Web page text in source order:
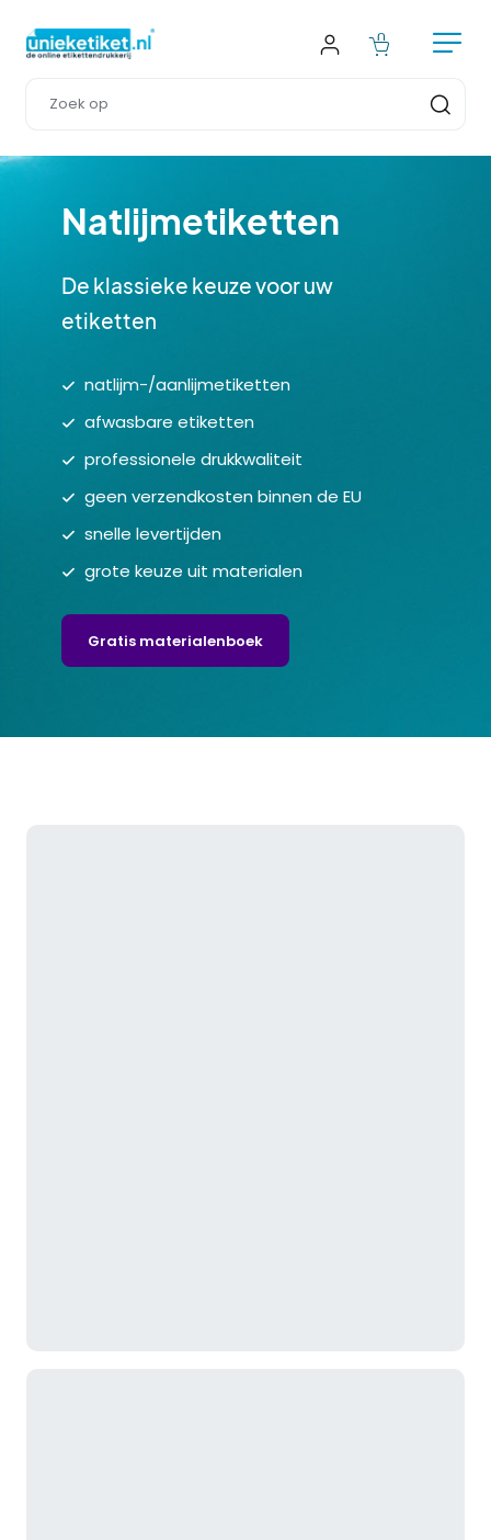
Natlijmetiketten
De klassieke keuze voor uw
etiketten
natlijm-/aanlijmetiketten
afwasbare etiketten
professionele drukkwaliteit
geen verzendkosten binnen de EU
snelle levertijden
grote keuze uit materialen
Gratis materialenboek